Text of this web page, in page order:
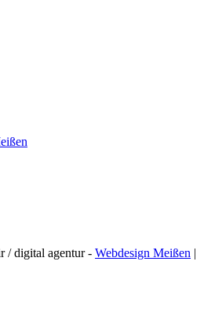
/ digital agentur - Webdesign Meißen |